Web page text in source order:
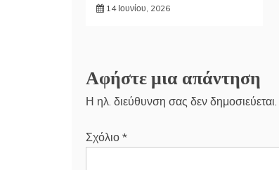
14 Ιουνίου, 2026
Αφήστε μια απάντηση
Η ηλ. διεύθυνση σας δεν δημοσιεύεται.
Σχόλιο *